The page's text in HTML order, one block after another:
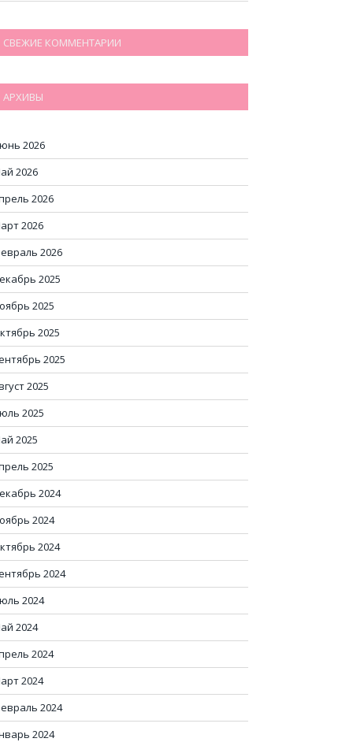
СВЕЖИЕ КОММЕНТАРИИ
АРХИВЫ
2026
2026
2026
2026
2026
2025
2025
2025
2025
2025
2025
2025
2025
2024
2024
2024
2024
2024
2024
2024
2024
2024
2024